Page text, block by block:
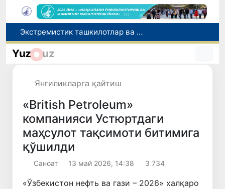
Ўзбекистон Журналистлар уюшмаси қошида Блогерлар ижодий кенгаши ташкил этилди
Кредит ва молиявий хизматлар рекламасига огоҳлантириш талаби киритилади
Yuz uz
Янгиликларга қайтиш
«British Petroleum»
компанияси Устюртдаги
маҳсулот тақсимоти битимига
қўшилди
Саноат 13 май 2026, 14:38 3 734
«Ўзбекистон нефть ва гази – 2026» халқаро